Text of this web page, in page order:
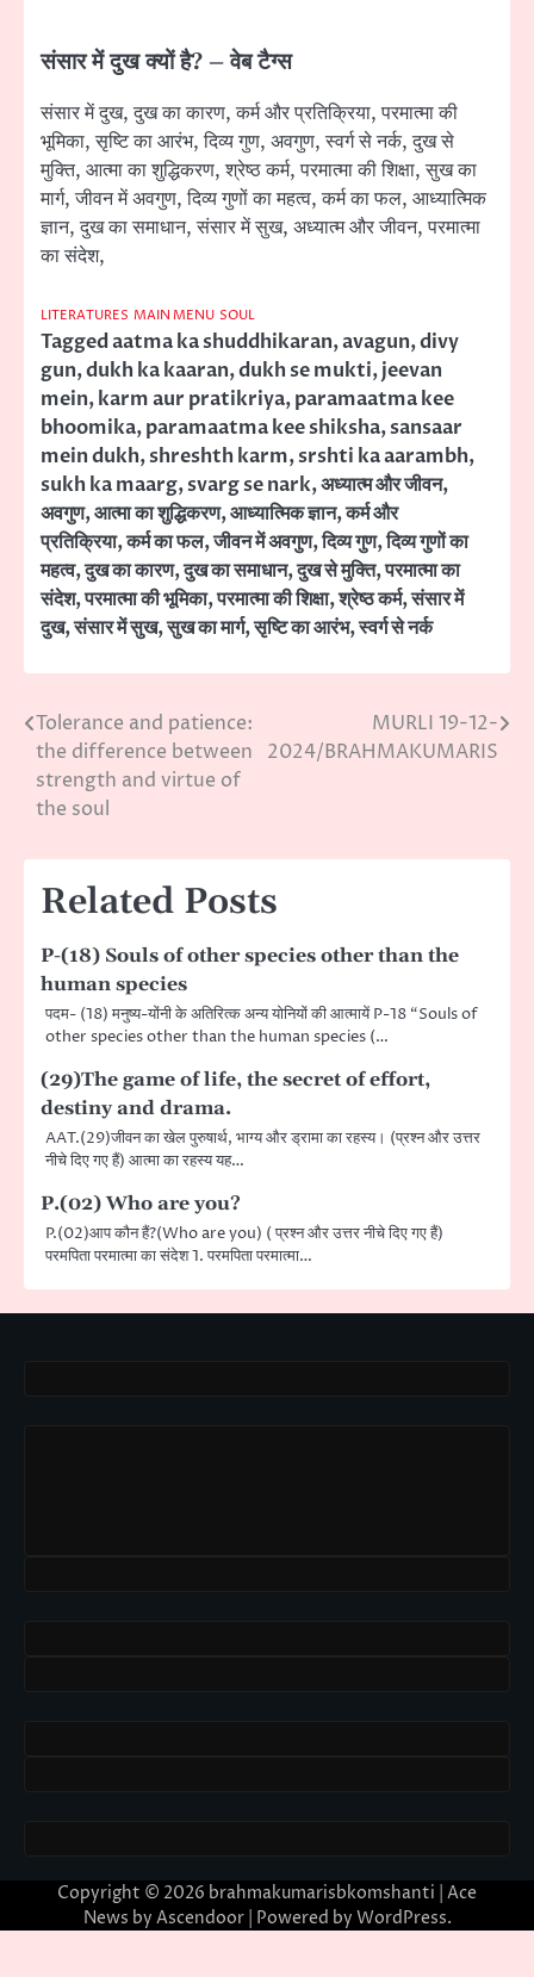
संसार में दुख क्यों है? –वेब टैग्स
संसार में दुख, दुख का कारण, कर्म और प्रतिक्रिया, परमात्मा की
भूमिका, सृष्टि का आरंभ, दिव्य गुण, अवगुण, स्वर्ग से नर्क, दुख से
मुक्ति, आत्मा का शुद्धिकरण, श्रेष्ठ कर्म, परमात्मा की शिक्षा, सुख का
मार्ग, जीवन में अवगुण, दिव्य गुणों का महत्व, कर्म का फल, आध्यात्मिक
ज्ञान, दुख का समाधान, संसार में सुख, अध्यात्म और जीवन, परमात्मा
का संदेश,
LITERATURES MAIN MENU SOUL
Taggedaatma ka shuddhikaran,avagun,divy
gun,dukh ka kaaran,dukh se mukti,jeevan
mein,karm aur pratikriya,paramaatma kee
bhoomika,paramaatma kee shiksha,sansaar
mein dukh,shreshth karm,srshti ka aarambh,
sukh ka maarg,svarg se nark,अध्यात्म और जीवन,
अवगुण,आत्मा का शुद्धिकरण,आध्यात्मिक ज्ञान,कर्म और
प्रतिक्रिया,कर्म का फल,जीवन में अवगुण,दिव्य गुण,दिव्य गुणों का
महत्व,दुख का कारण,दुख का समाधान,दुख से मुक्ति,परमात्मा का
संदेश,परमात्मा की भूमिका,परमात्मा की शिक्षा,श्रेष्ठ कर्म,संसार में
दुख,संसार में सुख,सुख का मार्ग,सृष्टि का आरंभ,स्वर्ग से नर्क
Post
navigation
Tolerance and patience:
the difference between
strength and virtue of
the soul
MURLI 19-12-
2024/BRAHMAKUMARIS
Related Posts
P-(18) Souls of other species other than the
human species
पदम- (18) मनुष्य-योंनी के अतिरित्क अन्य योनियों की आत्मायें P-18 “Souls of
other species other than the human species (…
(29)The game of life, the secret of effort,
destiny and drama.
AAT.(29)जीवन का खेल पुरुषार्थ, भाग्य और ड्रामा का रहस्य। (प्रश्न और उत्तर
नीचे दिए गए हैं) आत्मा का रहस्य यह…
P.(02) Who are you?
P.(02)आप कौन हैं?(Who are you) ( प्रश्न और उत्तर नीचे दिए गए हैं)
परमपिता परमात्मा का संदेश 1. परमपिता परमात्मा…
Copyright © 2026 brahmakumarisbkomshanti | Ace
News by Ascendoor| Powered by WordPress.